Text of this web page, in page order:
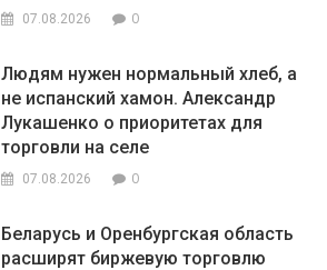
07.08.2026 0
Людям нужен нормальный хлеб, а
не испанский хамон. Александр
Лукашенко о приоритетах для
торговли на селе
07.08.2026 0
Беларусь и Оренбургская область
расширят биржевую торговлю